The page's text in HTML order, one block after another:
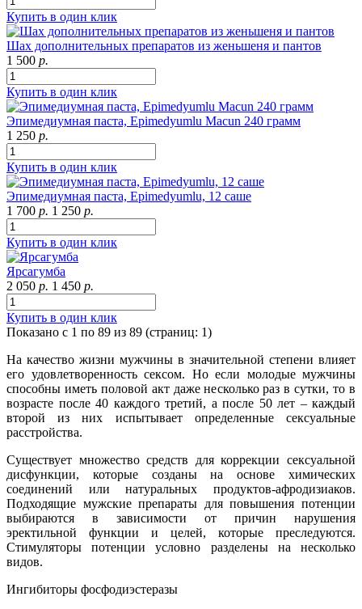
Купить в один клик
Шах дополнительных препаратов из женьшеня и пантов
1 500 р.
Купить в один клик
Эпимедиумная паста, Epimedyumlu Macun 240 грамм
1 250 р.
Купить в один клик
Эпимедиумная паста, Epimedyumlu, 12 саше
1 700 р. 1 250 р.
Купить в один клик
Ярсагумба
2 050 р. 1 450 р.
Купить в один клик
Показано с 1 по 89 из 89 (страниц: 1)
На качество жизни мужчины в значительной степени влияет
его удовлетворенность сексом. Но если молодые мужчины
способны иметь половой акт даже несколько раз в сутки, то в
возрасте после 40 каждого третий, а после 50 лет – каждый
второй из них испытывает определенные сексуальные
расстройства.
Существует множество средств для коррекции сексуальной
дисфункции, которые созданы на основе химических
соединений или натуральных продуктов-афродизиаков.
Подходящие мужские препараты для повышения потенции
выбираются в зависимости от причин нарушения
эректильной функции и целей, которые преследуются.
Стимуляторы потенции условно разделены на несколько
видов.
Ингибиторы фосфодиэстеразы